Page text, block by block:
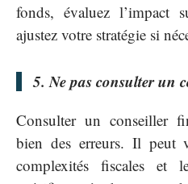
fonds, évaluez l’impact
ajustez votre stratégie si
5. Ne pas consulter un
Consulter un conseiller
bien des erreurs. Il peut
complexités fiscales et